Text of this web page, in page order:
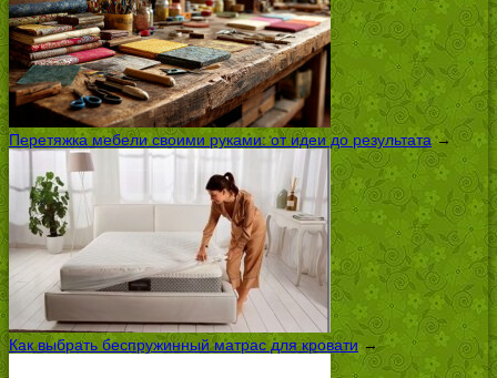
Перетяжка мебели своими руками: от идеи до результата→
Как выбрать беспружинный матрас для кровати→